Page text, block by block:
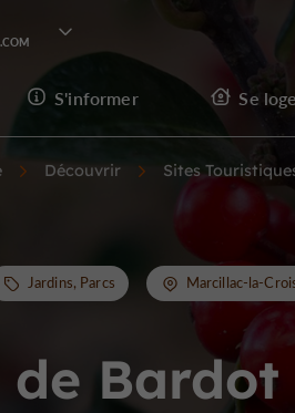
S'informer Se
Découvrir Sites
Bardot
Jardins, Parcs Marcillac-la-